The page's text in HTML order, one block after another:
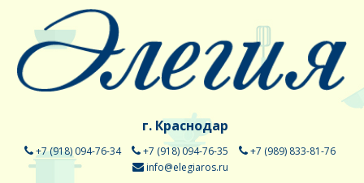
г. Краснодар
+7 (918) 094-76-34 +7 (918) 094-76-35
+7 (989) 833-81-76
info@elegiaros.ru